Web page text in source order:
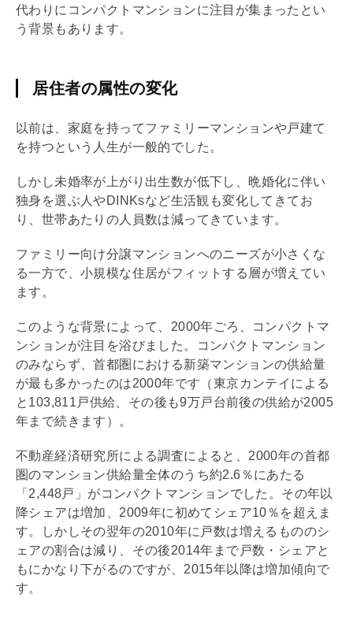
代わりにコンパクトマンションに注目が集まったとい
う背景もあります。
居住者の属性の変化
以前は、家庭を持ってファミリーマンションや戸建て
を持つという人生が一般的でした。
しかし未婚率が上がり出生数が低下し、晩婚化に伴い
独身を選ぶ人やDINKsなど生活観も変化してきてお
り、世帯あたりの人員数は減ってきています。
ファミリー向け分譲マンションへのニーズが小さくな
る一方で、小規模な住居がフィットする層が増えてい
ます。
このような背景によって、2000年ごろ、コンパクトマ
ンションが注目を浴びました。コンパクトマンション
のみならず、首都圏における新築マンションの供給量
が最も多かったのは2000年です（東京カンテイによる
と103,811戸供給、その後も9万戸台前後の供給が2005
年まで続きます）。
不動産経済研究所による調査によると、2000年の首都
圏のマンション供給量全体のうち約2.6％にあたる
「2,448戸」がコンパクトマンションでした。その年以
降シェアは増加、2009年に初めてシェア10％を超えま
す。しかしその翌年の2010年に戸数は増えるもののシ
ェアの割合は減り、その後2014年まで戸数・シェアと
もにかなり下がるのですが、2015年以降は増加傾向で
す。